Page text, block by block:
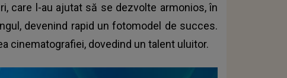
care l-au ajutat să se dezvolte armonios, în
devenind rapid un fotomodel de succes.
cinematografiei, dovedind un talent uluitor.